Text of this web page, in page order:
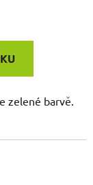
zelené barvě.